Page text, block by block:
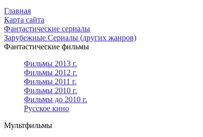
Главная
Карта сайта
Фантастические сериалы
Зарубежные Сериалы (других жанров)
Фантастические фильмы
Фильмы 2013 г.
Фильмы 2012 г.
Фильмы 2011 г.
Фильмы 2010 г.
Фильмы до 2010 г.
Русское кино
Мультфильмы